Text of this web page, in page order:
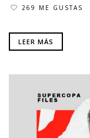
269 ME GUSTAS
LEER MÁS